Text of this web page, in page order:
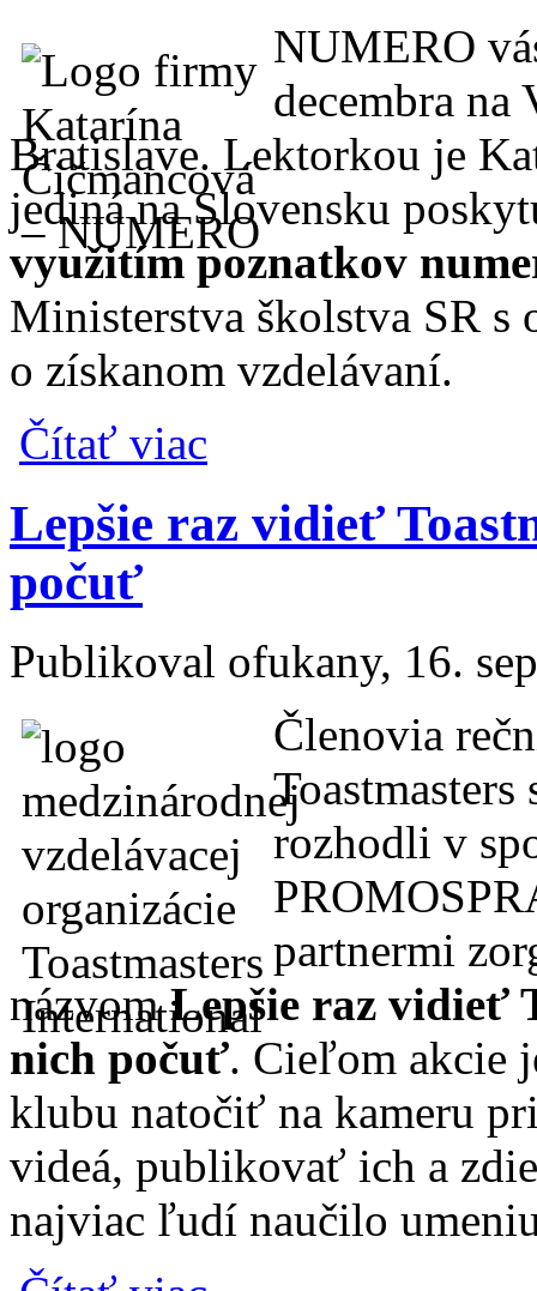
NUMERO
decembra na
Bratislave. Lektorkou je
jediná na Slovensku
využitím poznatkov
Ministerstva školstva SR s
o získanom vzdelávaní.
Čítať viac
Lepšie raz vidieť
počuť
Publikoval ofukany, 16.
Členovia
rozhodli v
partnermi
názvomLepšie raz vidieť
nich počuť. Cieľom akcie
klubu natočiť na kameru
videá, publikovať ich a
najviac ľudí naučilo